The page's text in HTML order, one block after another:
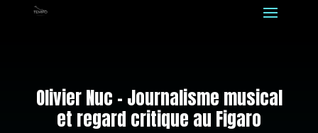
Olivier Nuc – Journalisme musical
et regard critique au Figaro